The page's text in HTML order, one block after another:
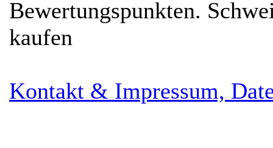
Bewertungspunkten.
kaufen
Kontakt & Impressum,